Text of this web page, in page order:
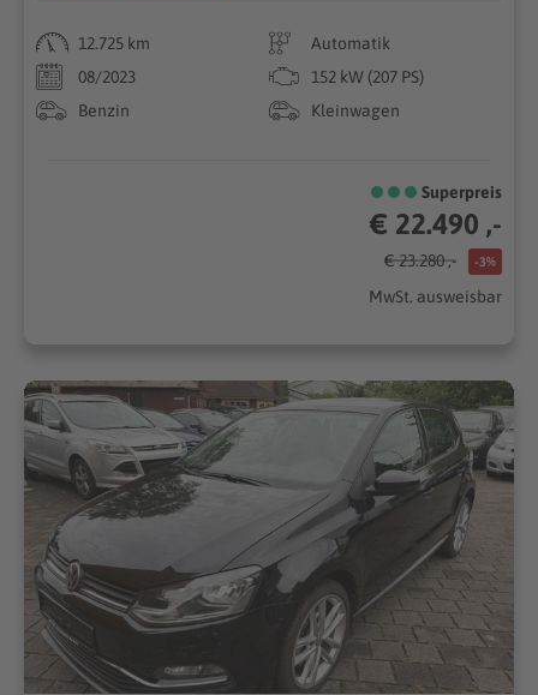
12.725 km
Automatik
08/2023
152 kW (207 PS)
Benzin
Kleinwagen
Superpreis
€ 22.490 ,-
€ 23.280 ,- -3%
MwSt. ausweisbar